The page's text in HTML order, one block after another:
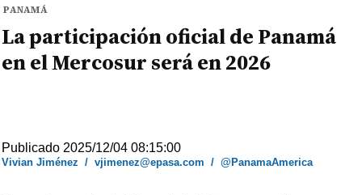
PANAMÁ
La participación oficial de Panamá
en el Mercosur será en 2026
Publicado 2025/12/04 08:15:00
Vivian Jiménez /vjimenez@epasa.com /@PanamaAmerica